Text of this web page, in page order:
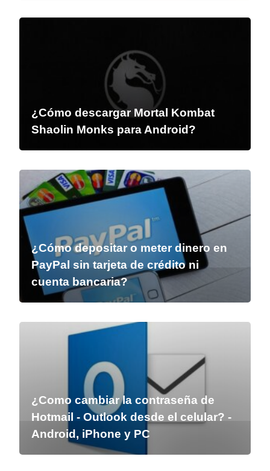
¿Cómo descargar Mortal Kombat
Shaolin Monks para Android?
¿Cómo depositar o meter dinero en
PayPal sin tarjeta de crédito ni
cuenta bancaria?
¿Como cambiar la contraseña de
Hotmail - Outlook desde el celular? -
Android, iPhone y PC